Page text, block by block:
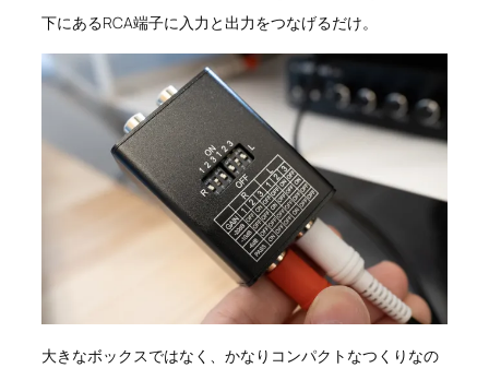
下にあるRCA端子に入力と出力をつなげるだけ。
大きなボックスではなく、かなりコンパクトなつくりなの